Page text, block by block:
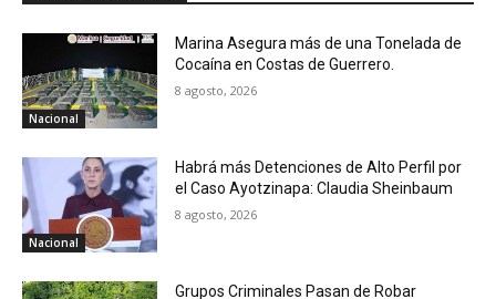
Nacional
Marina Asegura más de una Tonelada de
Cocaína en Costas de Guerrero.
8 agosto, 2026
Nacional
Habrá más Detenciones de Alto Perfil por
el Caso Ayotzinapa: Claudia Sheinbaum
8 agosto, 2026
Grupos Criminales Pasan de Robar